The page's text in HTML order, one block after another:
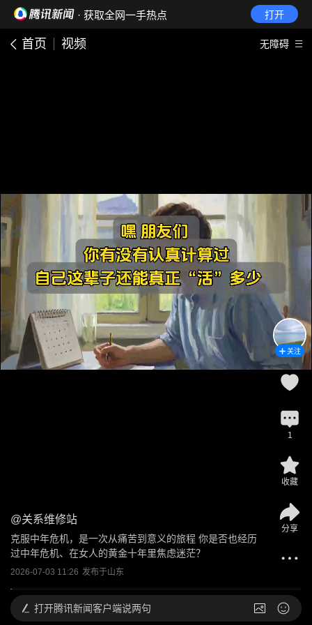
· 获取全网一手热点 打开
首页 视频 无障碍
@关系维修站
克服中年危机，是一次从痛苦到意义的旅程 你是否也经历
过中年危机、在女人的黄金十年里焦虑迷茫？
2026-07-03 11:26 发布于山东
关注
1
收藏
分享
打开腾讯新闻客户端说两句